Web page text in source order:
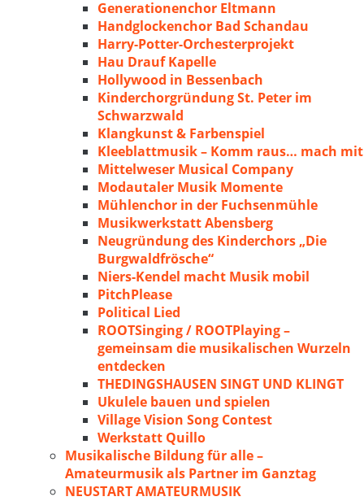
Generationenchor Eltmann
Handglockenchor Bad Schandau
Harry-Potter-Orchesterprojekt
Hau Drauf Kapelle
Hollywood in Bessenbach
Kinderchorgründung St. Peter im
Schwarzwald
Klangkunst & Farbenspiel
Kleeblattmusik – Komm raus… mach mit
Mittelweser Musical Company
Modautaler Musik Momente
Mühlenchor in der Fuchsenmühle
Musikwerkstatt Abensberg
Neugründung des Kinderchors „Die
Burgwaldfrösche“
Niers-Kendel macht Musik mobil
PitchPlease
Political Lied
ROOTSinging / ROOTPlaying –
gemeinsam die musikalischen Wurzeln
entdecken
THEDINGSHAUSEN SINGT UND KLINGT
Ukulele bauen und spielen
Village Vision Song Contest
Werkstatt Quillo
Musikalische Bildung für alle –
Amateurmusik als Partner im Ganztag
NEUSTART AMATEURMUSIK